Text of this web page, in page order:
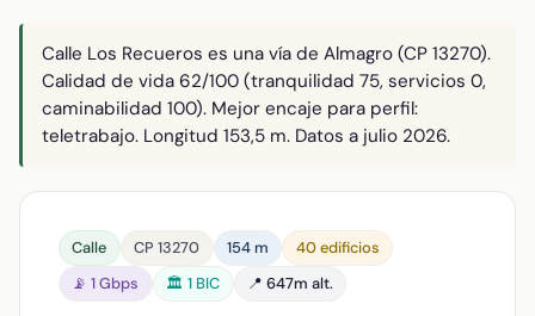
Calle Los Recueros es una vía de Almagro (CP 13270).
Calidad de vida 62/100 (tranquilidad 75, servicios 0,
caminabilidad 100). Mejor encaje para perfil:
teletrabajo. Longitud 153,5 m. Datos a julio 2026.
Calle CP 13270 154 m
40 edificios
📡 1 Gbps
🏛️ 1 BIC 📍 647m alt.